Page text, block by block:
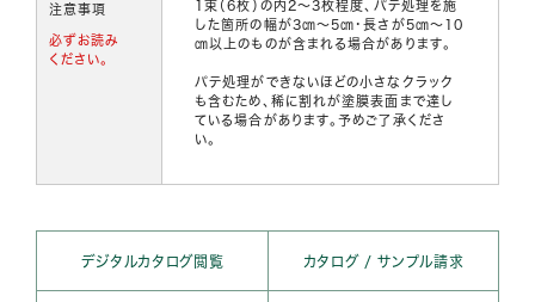
注意事項
必ずお読み
ください。
1束（6枚）の内2～3枚程度、パテ処理を施
した箇所の幅が3㎝～5㎝・長さが5㎝～10
㎝以上のものが含まれる場合があります。
パテ処理ができないほどの小さなクラック
も含むため、稀に割れが塗膜表面まで達し
ている場合があります。予めご了承くださ
い。
デジタルカタログ閲覧 カタログ / サンプル請求